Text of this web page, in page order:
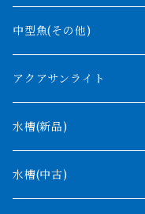
バンジャール
ナイジェリア
オルナティピンニス
コンゴ
タンガニーカ
ウィークシー
モケレンベンベ
デルヘッジ
中型魚(その他)
アクアサンライト
水槽(新品)
1200mm以下
水槽(中古)